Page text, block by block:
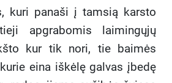
kuri panaši į tamsią karsto
apgrabomis laimingųjų
kur tik nori, tie baimės
eina iškėlę galvas įbedę